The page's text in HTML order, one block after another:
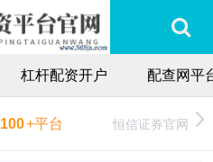
杠杆配资开户 配查网平
100+平台 恒信证券官网